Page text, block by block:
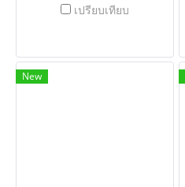
เปรียบเทียบ
New